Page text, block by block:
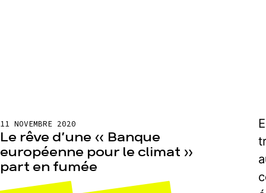
11 NOVEMBRE 2020
Le rêve d’une « Banque
européenne pour le climat »
part en fumée